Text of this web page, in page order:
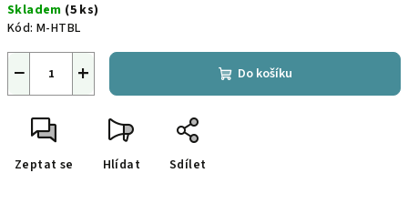
cena:
Skladem (5 ks)
Kód: M-HTBL
+
− Do košíku
Zeptat se Hlídat Sdílet